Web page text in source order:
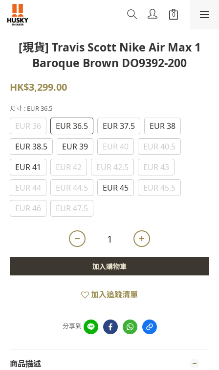
[現貨] Travis Scott Nike Air Max 1
Baroque Brown DO9392-200
HK$3,299.00
尺寸 : EUR 36.5
EUR 36 EUR 36.5 EUR 37.5
EUR 38
EUR 38.5
EUR 39 EUR 40
EUR 40.5
EUR 41
EUR 42 EUR 42.5
EUR 43
EUR 44
EUR 44.5 EUR 45
EUR 45.5
EUR 46
EUR 47.5
加入購物車
加入追蹤清單
分享到
商品描述